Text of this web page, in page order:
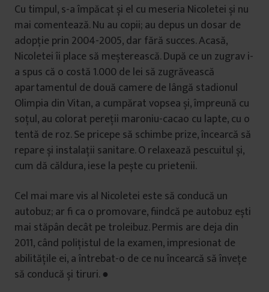
Cu timpul, s-a împăcat și el cu meseria Nicoletei și nu
mai comentează. Nu au copii; au depus un dosar de
adopție prin 2004-2005, dar fără succes. Acasă,
Nicoletei îi place să meșterească. După ce un zugrav i-
a spus că o costă 1.000 de lei să zugrăvească
apartamentul de două camere de lângă stadionul
Olimpia din Vitan, a cumpărat vopsea și, împreună cu
soțul, au colorat pereții maroniu-cacao cu lapte, cu o
tentă de roz. Se pricepe să schimbe prize, încearcă să
repare și instalații sanitare. O relaxează pescuitul și,
cum dă căldura, iese la pește cu prietenii.
Cel mai mare vis al Nicoletei este să conducă un
autobuz; ar fi ca o promovare, fiindcă pe autobuz ești
mai stăpân decât pe troleibuz. Permis are deja din
2011, când polițistul de la examen, impresionat de
abilitățile ei, a întrebat-o de ce nu încearcă să învețe
să conducă și tiruri. ●